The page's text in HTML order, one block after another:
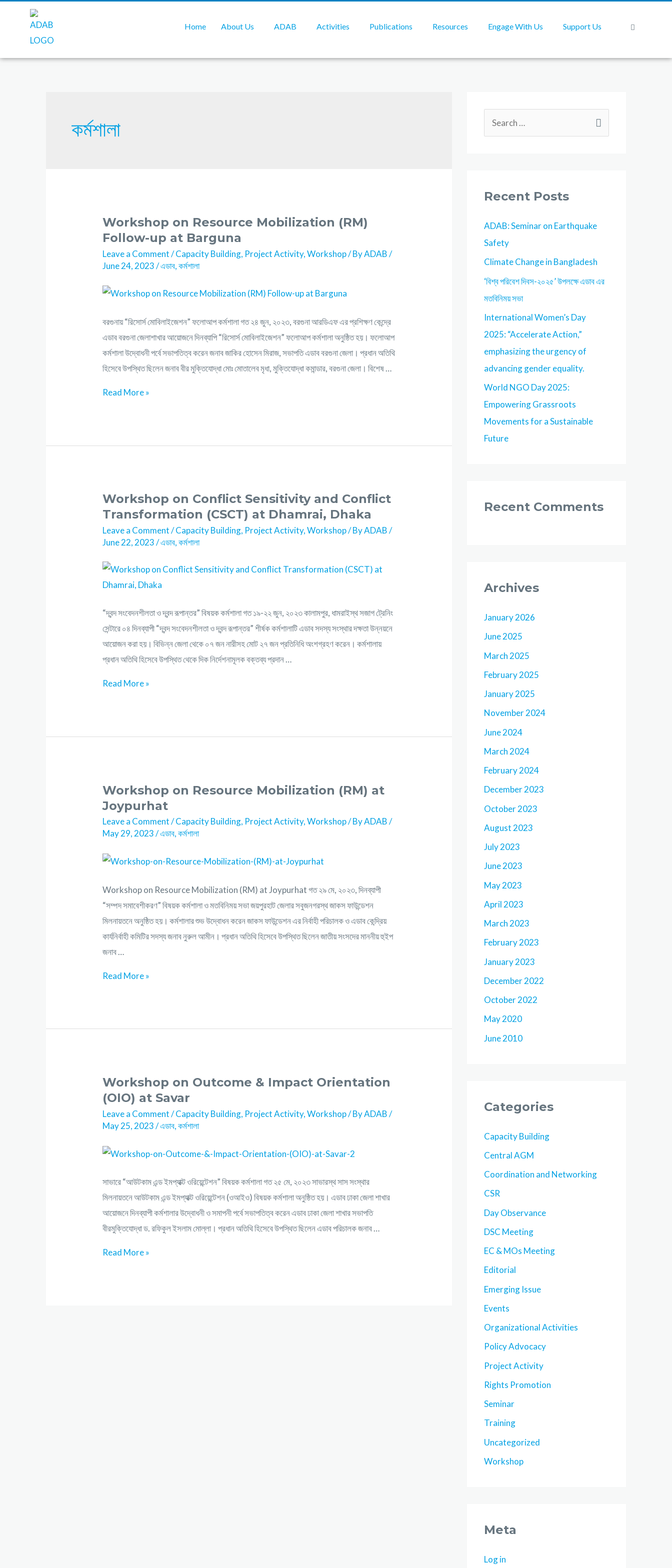
Home About Us ADAB Activities Publications Resources Engage With Us Support Us
কর্মশালা
Workshop on Resource Mobilization (RM)
Follow-up at Barguna
Leave a Comment /Capacity Building, Project Activity,Workshop/ ByADAB/
June 24, 2023/এডাব,কর্মশালা
বরগুনায় “রিসোর্স মোবিলাইজেশন” ফলোআপ কর্মশালা গত ২৪ জুন, ২০২৩, বরগুনা আরডিএফ এর প্রশিক্ষণ কেন্দ্রে
এডাব বরগুনা জেলাশাখার আয়োজনে দিনব্যাপি “রিসোর্স মোবিলাইজেশন” ফলোআপ কর্মশালা অনুষ্ঠিত হয়। ফলোআপ
কর্মশালা উদ্বোধনী পর্বে সভাপতিত্ব করেন জনাব জাকির হোসেন মিরাজ, সভাপতি এডাব বরগুনা জেলা। প্রধান অতিথি
হিসেবে উপস্থিত ছিলেন জনাব বীর মুক্তিযোদ্ধা মোঃ মোতালেব মৃধা, মুক্তিযোদ্ধা কমান্ডার, বরগুনা জেলা। বিশেষ …
Read More »
Workshop on Conflict Sensitivity and Conflict
Transformation (CSCT) ‍at Dhamrai, Dhaka
Leave a Comment /Capacity Building, Project Activity,Workshop/ ByADAB/
June 22, 2023/এডাব,কর্মশালা
“দ্বন্দ সংবেদনশীলতা ও দ্বন্দ রূপান্তর” বিষয়ক কর্মশালা গত ১৯-২২ জুন, ২০২৩ কালামপুর, ধামরাইস্থ সজাগ ট্রেনিং
সেন্টারে ০৪ দিনব্যাপী “দ্বন্দ সংবেদনশীলতা ও দ্বন্দ রূপান্তর” শীর্ষক কর্মশালাটি এডাব সদস্য সংস্থার দক্ষতা উন্নয়নে
আয়োজন করা হয়। বিভিন্ন জেলা থেকে ০৭ জন নারীসহ মোট ২৭ জন প্রতিনিধি অংশগ্রহণ করেন। কর্মশালায়
প্রধান অতিথি হিসেবে উপস্থিত থেকে দিক নির্দেশনামূলক বক্তব্য প্রদান …
Read More »
Workshop on Resource Mobilization (RM) at
Joypurhat
Leave a Comment /Capacity Building, Project Activity,Workshop/ ByADAB/
May 29, 2023/এডাব,কর্মশালা
Workshop on Resource Mobilization (RM) at Joypurhat গত ২৯ মে, ২০২৩, দিনব্যাপী
“সম্পদ সমাবেশীকরণ” বিষয়ক কর্মশালা ও মতবিনিময় সভা জয়পুরহাট জেলার সবুজনগরস্থ জাকস ফাউন্ডেশন
মিলনায়তনে অনুষ্ঠিত হয়। কর্মশালার শুভ উদ্বোধন করেন জাকস ফাউন্ডেশন এর নির্বাহী পরিচালক ও এডাব কেন্দ্রিয়
কার্যনির্বাহী কমিটির সদস্য জনাব নুরুল আমীন। প্রধান অতিথি হিসেবে উপস্থিত ছিলেন জাতীয় সংসদের মাননীয় হুইপ
জনাব …
Read More »
Workshop on Outcome & Impact Orientation
(OIO) at Savar
Leave a Comment /Capacity Building, Project Activity,Workshop/ ByADAB/
May 25, 2023/এডাব,কর্মশালা
সাভারে “আউটকাম এন্ড ইমপ্যাক্ট ওরিয়েন্টেশন” বিষয়ক কর্মশালা গত ২৫ মে, ২০২৩ সাভারস্থ সাস সংস্থার
মিলনায়তনে আউটকাম এন্ড ইমপ্যাক্ট ওরিয়েন্টেশন (ওআইও) বিষয়ক কর্মশালা অনুষ্ঠিত হয়। এডাব ঢাকা জেলা শাখার
আয়োজনে দিনব্যাপী কর্মশালার উদ্বোধনী ও সমাপনী পর্বে সভাপতিত্ব করেন এডাব ঢাকা জেলা শাখার সভাপতি
বীরমুক্তিযোদ্ধা ড. রফিকুল ইসলাম মোল্লা। প্রধান অতিথি হিসেবে উপস্থিত ছিলেন এডাব পরিচালক জনাব …
Read More »
Recent Posts
ADAB: Seminar on Earthquake
Safety
Climate Change in Bangladesh
‘বিশ্ব পরিবেশ দিবস-২০২৫’ উপলক্ষে এডাব এর
মতবিনিময় সভা
International Women’s Day
2025: “Accelerate Action,”
emphasizing the urgency of
advancing gender equality.
World NGO Day 2025:
Empowering Grassroots
Movements for a Sustainable
Future
Recent Comments
Archives
January 2026
June 2025
March 2025
February 2025
January 2025
November 2024
June 2024
March 2024
February 2024
December 2023
October 2023
August 2023
July 2023
June 2023
May 2023
April 2023
March 2023
February 2023
January 2023
December 2022
October 2022
May 2020
June 2010
Categories
Capacity Building
Central AGM
Coordination and Networking
CSR
Day Observance
DSC Meeting
EC & MOs Meeting
Editorial
Emerging Issue
Events
Organizational Activities
Policy Advocacy
Project Activity
Rights Promotion
Seminar
Training
Uncategorized
Workshop
Meta
Log in